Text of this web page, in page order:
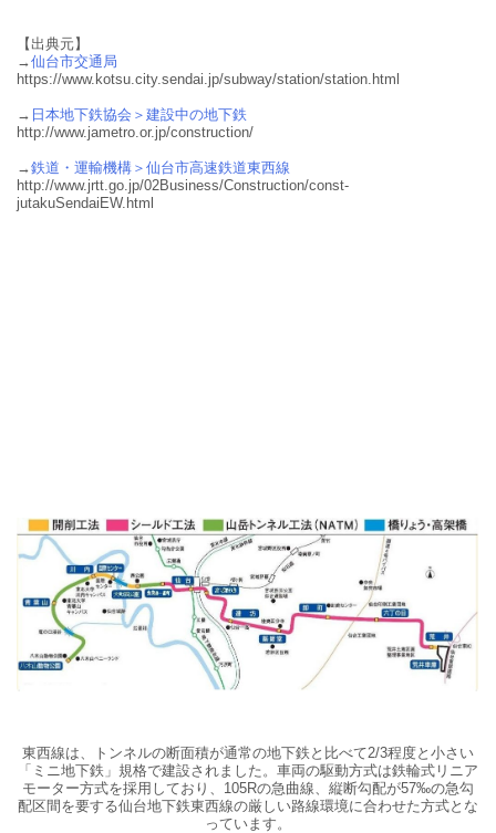
【出典元】
→仙台市交通局
https://www.kotsu.city.sendai.jp/subway/station/station.html
→ 日本地下鉄協会＞建設中の地下鉄
http://www.jametro.or.jp/construction/
→鉄道・運輸機構＞仙台市高速鉄道東西線
http://www.jrtt.go.jp/02Business/Construction/const-
jutakuSendaiEW.html
東西線は、トンネルの断面積が通常の地下鉄と比べて2/3程度と小さい
「ミニ地下鉄」規格で建設されました。車両の駆動方式は鉄輪式リニア
モーター方式を採用しており、105Rの急曲線、縦断勾配が57‰の急勾
配区間を要する仙台地下鉄東西線の厳しい路線環境に合わせた方式とな
っています。